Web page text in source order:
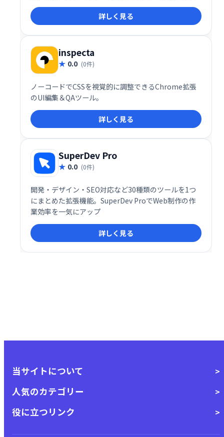
詳しく見る
inspecta
0.0 (0件)
ノーコードでCSSを視覚的に調整できるChrome拡張
のUI編集＆QAツール。
詳しく見る
SuperDev Pro
0.0 (0件)
開発・デザイン・SEO対応など30種類のツールを1つ
にまとめた拡張機能。SuperDev ProでWeb制作の作
業効率を一気にアップ
詳しく見る
当サイトについて
人気のカテゴリー
役に立つリンク